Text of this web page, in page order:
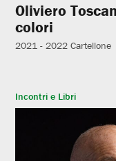
Oliviero
colori
2021 - 2022 Cartellone
Incontri e Libri